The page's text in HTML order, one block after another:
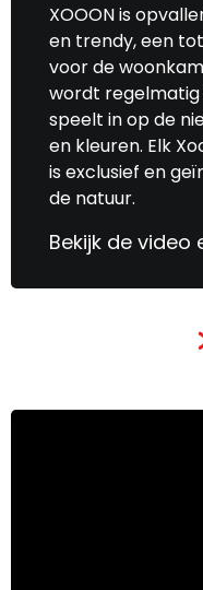
XOOON is
en trendy, een
voor de
wordt regelmatig
speelt in op de
en kleuren. Elk
is exclusief en
de natuur.
Bekijk de video